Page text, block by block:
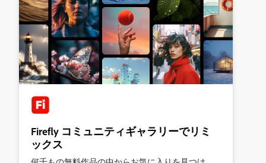
Firefly コミュニティギャラリーでリミ
ックス